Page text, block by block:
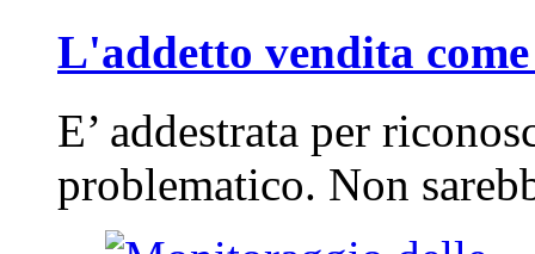
L'addetto vendita
E’ addestrata per
problematico. Non